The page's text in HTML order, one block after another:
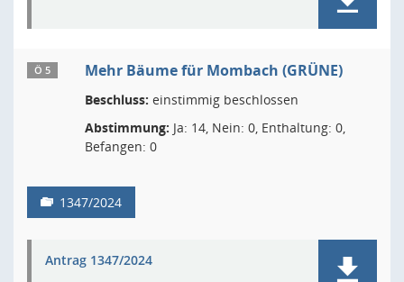
Ö 5 Mehr Bäume für Mombach (GRÜNE)
Beschluss: einstimmig beschlossen
Abstimmung: Ja: 14, Nein: 0, Enthaltung: 0,
Befangen: 0
1347/2024
Antrag 1347/2024